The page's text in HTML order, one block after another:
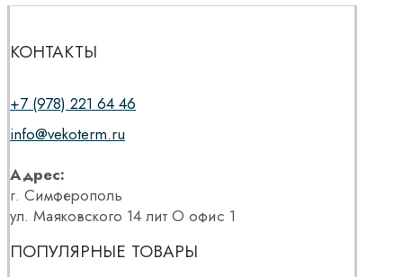
КОНТАКТЫ
+7 (978) 221 64 46
info@vekoterm.ru
Адрес:
г. Симферополь
ул. Маяковского 14 лит О офис 1
ПОПУЛЯРНЫЕ ТОВАРЫ